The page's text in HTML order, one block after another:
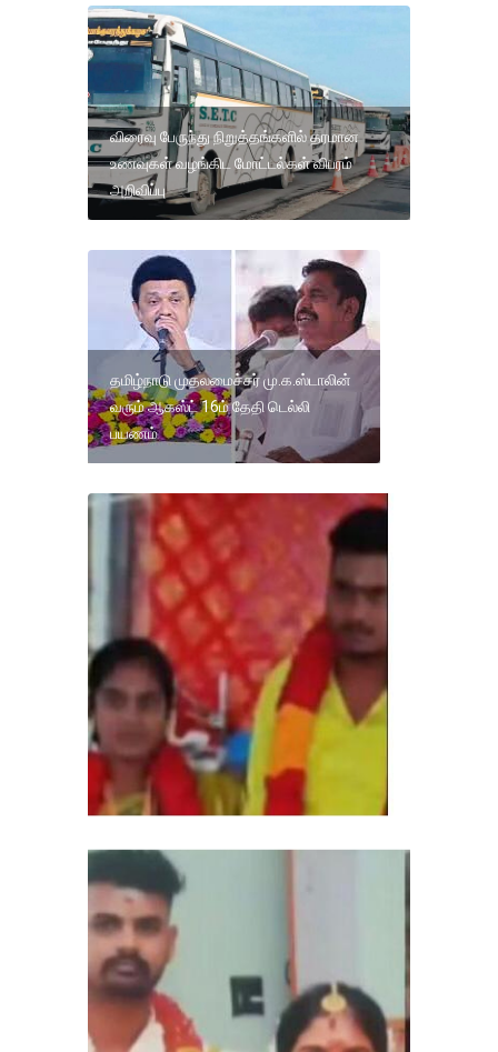
விரைவு பேருந்து நிறுத்தங்களில் தரமான
உணவுகள் வழங்கிட மோட்டல்கள் விபரம்
அறிவிப்பு
தமிழ்நாடு முதலமைச்சர் மு.க.ஸ்டாலின்
வரும் ஆகஸ்ட் 16ம் தேதி டெல்லி
பயணம்